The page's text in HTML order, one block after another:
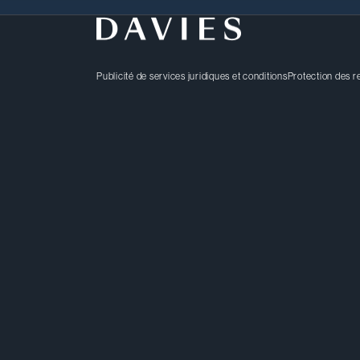
Publicité de services juridiques et conditionsProtection des